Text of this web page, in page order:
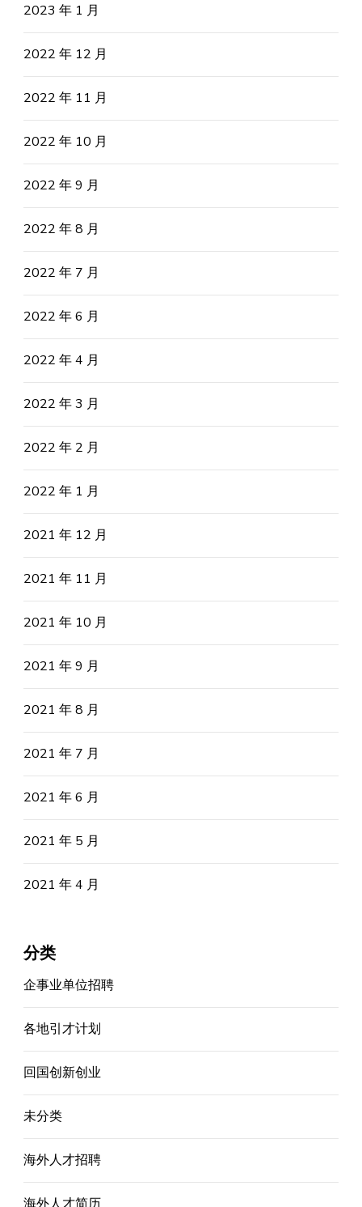
2023 年 1 月
2022 年 12 月
2022 年 11 月
2022 年 10 月
2022 年 9 月
2022 年 8 月
2022 年 7 月
2022 年 6 月
2022 年 4 月
2022 年 3 月
2022 年 2 月
2022 年 1 月
2021 年 12 月
2021 年 11 月
2021 年 10 月
2021 年 9 月
2021 年 8 月
2021 年 7 月
2021 年 6 月
2021 年 5 月
2021 年 4 月
分类
企事业单位招聘
各地引才计划
回国创新创业
未分类
海外人才招聘